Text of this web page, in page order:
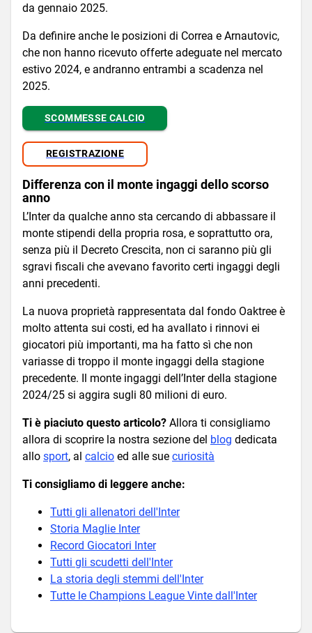
da gennaio 2025.
Da definire anche le posizioni di Correa e Arnautovic,
che non hanno ricevuto offerte adeguate nel mercato
estivo 2024, e andranno entrambi a scadenza nel
2025.
SCOMMESSE CALCIO
REGISTRAZIONE
Differenza con il monte ingaggi dello scorso
anno
L’Inter da qualche anno sta cercando di abbassare il
monte stipendi della propria rosa, e soprattutto ora,
senza più il Decreto Crescita, non ci saranno più gli
sgravi fiscali che avevano favorito certi ingaggi degli
anni precedenti.
La nuova proprietà rappresentata dal fondo Oaktree è
molto attenta sui costi, ed ha avallato i rinnovi ei
giocatori più importanti, ma ha fatto sì che non
variasse di troppo il monte ingaggi della stagione
precedente. Il monte ingaggi dell’Inter della stagione
2024/25 si aggira sugli 80 milioni di euro.
Ti è piaciuto questo articolo? Allora ti consigliamo
allora di scoprire la nostra sezione del blog dedicata
allo sport, al calcio ed alle sue curiosità
Ti consigliamo di leggere anche:
Tutti gli allenatori dell'Inter
Storia Maglie Inter
Record Giocatori Inter
Tutti gli scudetti dell'Inter
La storia degli stemmi dell'Inter
Tutte le Champions League Vinte dall'Inter